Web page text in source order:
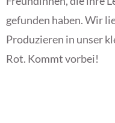
gefunden haben. Wir
Produzieren in unser
Rot. Kommt vorbei!